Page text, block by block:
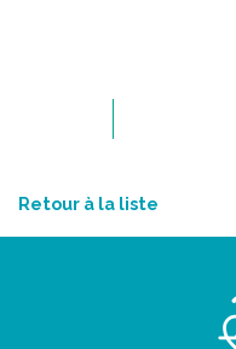
Retour à la liste